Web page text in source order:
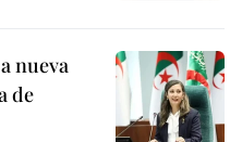
nueva
de